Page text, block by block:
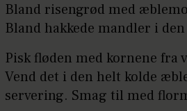
Bland risengrød med
Bland hakkede mandler i
Pisk fløden med kornene fra
Vend det i den helt kolde
servering. Smag til med